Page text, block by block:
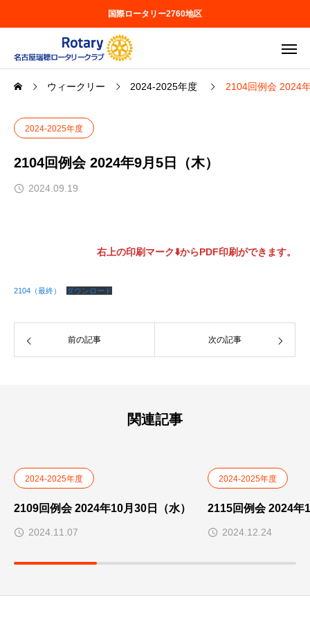
国際ロータリー2760地区
ウィークリー 2024-2025年度 2104回例会 2024
2024-2025年度
2104回例会 2024年9月5日（木）
2024.09.19
右上の印刷マーク⬇️からPDF印刷ができます。
2104（最終） ダウンロード
前の記事 次の記事
関連記事
2024-2025年度
2109回例会 2024年10月30日（水）
2024.11.07
2024-2025年度
2115回例会 2024年
2024.12.24